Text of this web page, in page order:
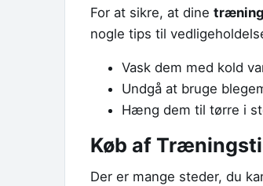
For at sikre, at dine
nogle tips til
Vask dem med kold
Undgå at bruge
Hæng dem til tørre i
Køb af
Der er mange steder, du